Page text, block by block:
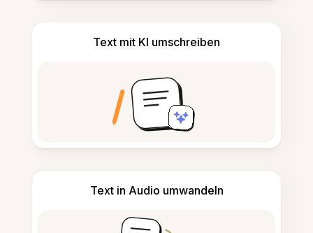
Text mit KI umschreiben
Text in Audio umwandeln